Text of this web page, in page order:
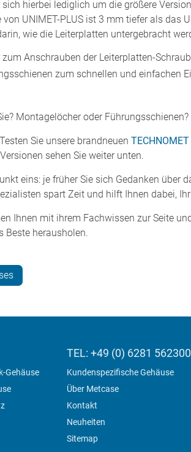
hierbei lediglich um die größere
UNIMET-PLUS ist 3 mm tiefer als das
wie die Leiterplatten untergebracht
Anschrauben der Leiterplatten-
zum schnellen und einfachen
Montagelöcher oder
Sie unsere brandneuen
sehen Sie weiter unten.
eins: je früher Sie sich Gedanken über
spart Zeit und hilft Ihnen dabei,
Ihnen mit ihrem Fachwissen zur Seite
Beste herausholen.
Gehäuse
TEL: +49 (0) 6281 562300
Kundenspezifische Gehäuse
Über Metcase
Kontakt
Neuheiten
Sitemap